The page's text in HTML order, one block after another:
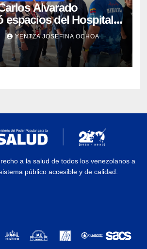
Alvarado
espacios del Hospital
Dr. Martín Vegas
YENTZA JOSEFINA OCHOA
a la salud de todos los venezolanos a
público accesible y de calidad.